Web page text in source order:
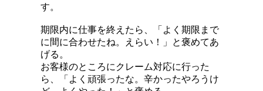
す。
期限内に仕事を終えたら、「よく期限まで
に間に合わせたね。えらい！」と褒めてあ
げる。
お客様のところにクレーム対応に行った
ら、「よく頑張ったな。辛かったやろうけ